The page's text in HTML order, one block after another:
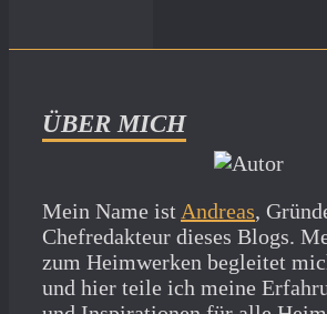
ÜBER MICH
Mein Name ist Andreas,
Chefredakteur dieses Blogs.
zum Heimwerken begleitet
und hier teile ich meine